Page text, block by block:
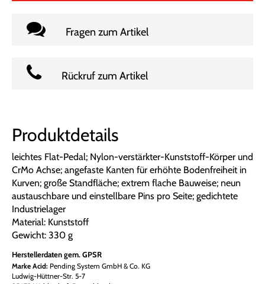
Fragen zum Artikel
Rückruf zum Artikel
Produktdetails
leichtes Flat-Pedal; Nylon-verstärkter-Kunststoff-Körper und
CrMo Achse; angefaste Kanten für erhöhte Bodenfreiheit in
Kurven; große Standfläche; extrem flache Bauweise; neun
austauschbare und einstellbare Pins pro Seite; gedichtete
Industrielager
Material: Kunststoff
Gewicht: 330 g
Herstellerdaten gem. GPSR
Marke Acid: Pending System GmbH & Co. KG
Ludwig-Hüttner-Str. 5-7